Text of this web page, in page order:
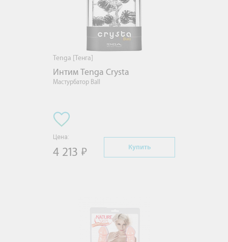
Tenga [Тенга]
Интим Tenga Crysta
Мастурбатор Ball
Цена:
4 213 Купить